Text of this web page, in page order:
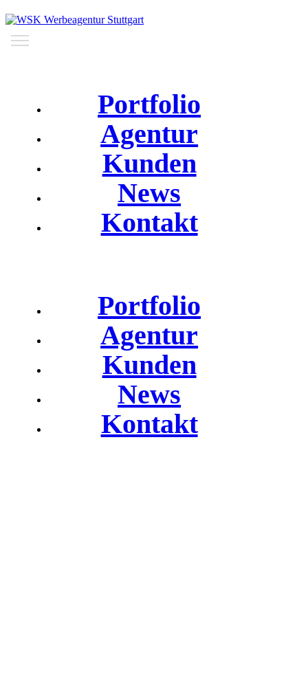
Portfolio
Agentur
Kunden
News
Kontakt
Portfolio
Agentur
Kunden
News
Kontakt